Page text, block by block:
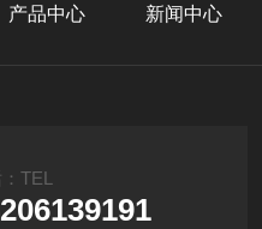
产品中心 新闻中心
TEL